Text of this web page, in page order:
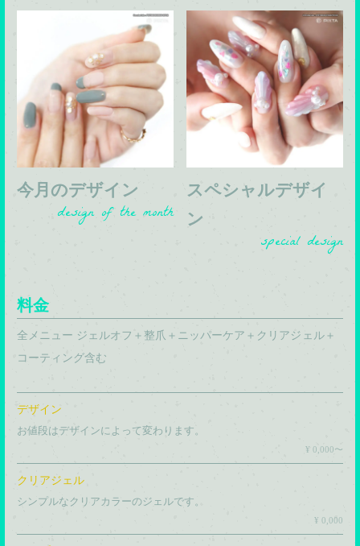
今月のデザイン
design of the month
スペシャルデザイ
ン
special design
料金
全メニュー ジェルオフ＋整爪＋ニッパーケア＋クリアジェル＋
コーティング含む
デザイン
お値段はデザインによって変わります。
¥ 0,000〜
クリアジェル
シンプルなクリアカラーのジェルです。
¥ 0,000